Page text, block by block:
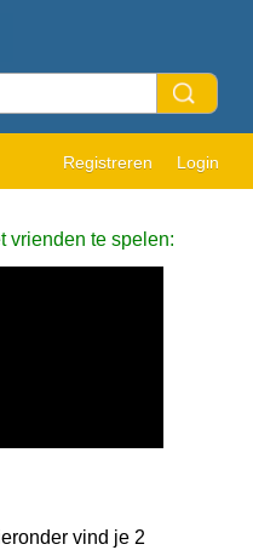
Registreren Login
vrienden te spelen:
vind je 2